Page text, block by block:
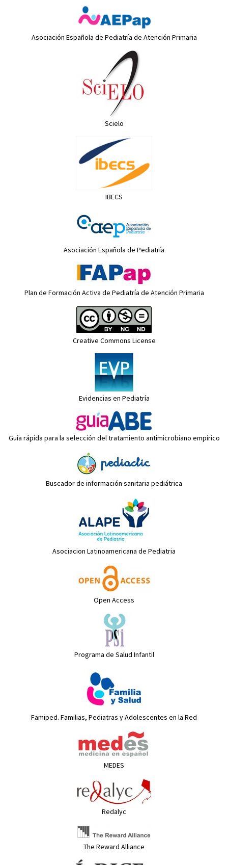
Asociación Española de Pediatría de Atención Primaria
Scielo
IBECS
Asociación Española de Pediatría
Plan de Formación Activa de Pediatría de Atención Primaria
Creative Commons License
Evidencias en Pediatría
Guía rápida para la selección del tratamiento antimicrobiano empírico
Buscador de información sanitaria pediátrica
Asociacion Latinoamericana de Pediatria
Open Access
Programa de Salud Infantil
Famiped. Familias, Pediatras y Adolescentes en la Red
MEDES
Redalyc
The Reward Alliance